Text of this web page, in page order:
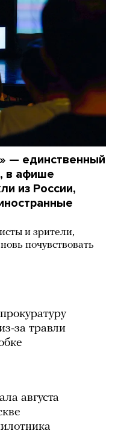
— единственный
в афише
из России,
и зрители,
почувствовать
за травли
августа